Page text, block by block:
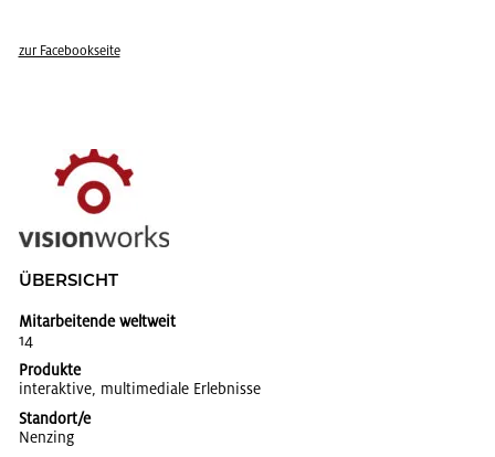
zur Face­book­sei­te
ÜBER­SICHT
Mitarbeitende weltweit
14
Produkte
in­ter­ak­ti­ve, mul­ti­me­dia­le Er­leb­nis­se
Standort/e
Nen­zing